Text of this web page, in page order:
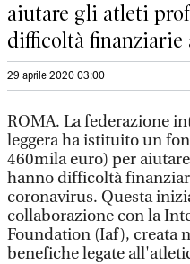
aiutare gli atleti
difficoltà finanziarie
29 aprile 2020 03:00
ROMA. La federazione
leggera ha istituito un
460mila euro) per
hanno difficoltà
coronavirus. Questa
collaborazione con la
Foundation (Iaf), creata
benefiche legate